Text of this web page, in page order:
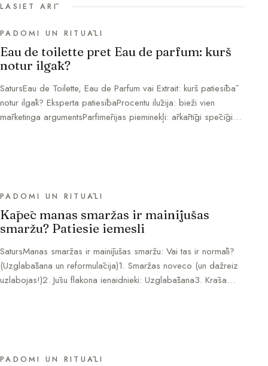
LASIET ARĪ
PADOMI UN RITUĀLI
Eau de toilette pret Eau de parfum: kurš
notur ilgāk?
SatursEau de Toilette, Eau de Parfum vai Extrait: kurš patiesībā
notur ilgāk? Eksperta patiesībaProcentu ilūzija: bieži vien
mārketinga argumentsParfimērijas pieminekļi: ārkārtīgi spēcīgi…
PADOMI UN RITUĀLI
Kāpēc manas smaržas ir mainījušas
smaržu? Patiesie iemesli
SatursManas smaržas ir mainījušas smaržu: Vai tas ir normāli?
(Uzglabāšana un reformulācija)1. Smaržas noveco (un dažreiz
uzlabojas!)2. Jūsu flakona ienaidnieki: Uzglabāšana3. Krāsa…
PADOMI UN RITUĀLI